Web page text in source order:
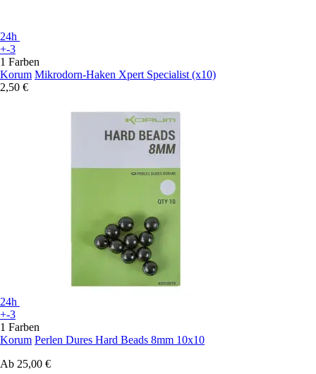
24h
+-3
1 Farben
Korum Mikrodorn-Haken Xpert Specialist (x10)
2,50 €
24h
+-3
1 Farben
Korum Perlen Dures Hard Beads 8mm 10x10
Ab 25,00 €